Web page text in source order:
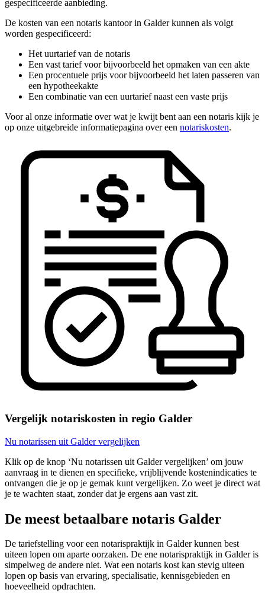
gespecificeerde aanbieding.
De kosten van een notaris kantoor in Galder kunnen als volgt
worden gespecificeerd:
Het uurtarief van de notaris
Een vast tarief voor bijvoorbeeld het opmaken van een akte
Een procentuele prijs voor bijvoorbeeld het laten passeren van
een hypotheekakte
Een combinatie van een uurtarief naast een vaste prijs
Voor al onze informatie over wat je kwijt bent aan een notaris kijk je
op onze uitgebreide informatiepagina over een notariskosten.
Vergelijk notariskosten in regio Galder
Nu notarissen uit Galder vergelijken
Klik op de knop ‘Nu notarissen uit Galder vergelijken’ om jouw
aanvraag in te dienen en specifieke, vrijblijvende kostenindicaties te
ontvangen die je op je gemak kunt vergelijken. Zo weet je direct wat
je te wachten staat, zonder dat je ergens aan vast zit.
De meest betaalbare notaris Galder
De tariefstelling voor een notarispraktijk in Galder kunnen best
uiteen lopen om aparte oorzaken. De ene notarispraktijk in Galder is
simpelweg de andere niet. Wat een notaris kost kan stevig uiteen
lopen op basis van ervaring, specialisatie, kennisgebieden en
hoeveelheid opdrachten.